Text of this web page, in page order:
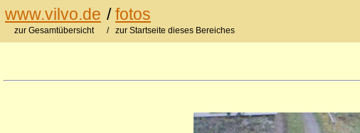
www.vilvo.de /fotos
zur Gesamtübersicht / zur Startseite dieses Bereiches